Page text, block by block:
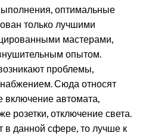
оптимальные
только лучшими
мастерами,
опытом.
проблемы,
Сюда относят
включение автомата,
розетки, отключение света.
в данной сфере, то лучше к